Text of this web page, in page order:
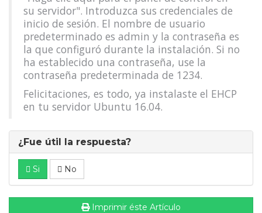
su servidor". Introduzca sus credenciales de
inicio de sesión. El nombre de usuario
predeterminado es admin y la contraseña es
la que configuró durante la instalación. Si no
ha establecido una contraseña, use la
contraseña predeterminada de 1234.
Felicitaciones, es todo, ya instalaste el EHCP
en tu servidor Ubuntu 16.04.
¿Fue útil la respuesta?
Si No
Imprimir éste Artículo